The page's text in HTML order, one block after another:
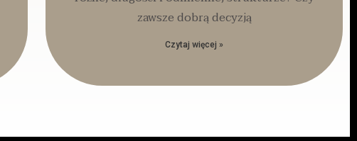
zawsze dobrą decyzją
Czytaj więcej »